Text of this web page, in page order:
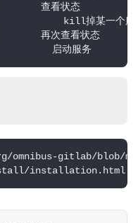
查看状态
kill掉某一个服
再次查看状态
启动服务
gitlab/blob/
installation.html